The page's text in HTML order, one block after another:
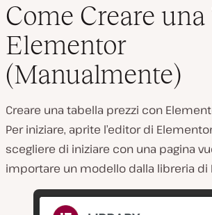
Come Creare
Elementor
(Manualmente)
Creare una tabella prezzi con
Per iniziare, aprite l’editor di
scegliere di iniziare con una pagina
importare un modello dalla libreria di